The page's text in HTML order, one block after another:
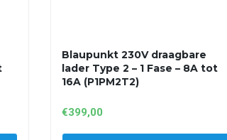
Blaupunkt 230V draagbare
lader Type 2 – 1 Fase – 8A tot
16A (P1PM2T2)
€399,00